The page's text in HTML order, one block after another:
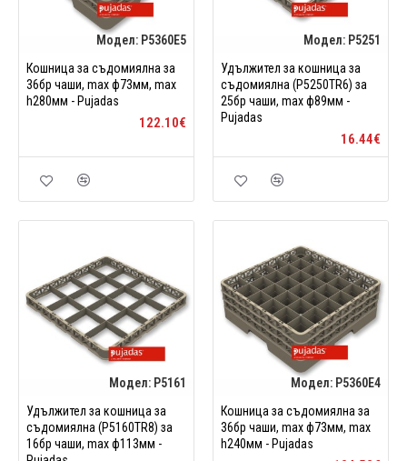
Модел: P5360E5
Кошница за съдомиялна за
36бр чаши, max ф73мм, max
h280мм - Pujadas
122.10€
Модел: P5251
Удължител за кошница за
съдомиялна (P5250TR6) за
25бр чаши, max ф89мм -
Pujadas
16.44€
Модел: P5161
Удължител за кошница за
съдомиялна (P5160TR8) за
16бр чаши, max ф113мм -
Модел: P5360E4
Кошница за съдомиялна за
36бр чаши, max ф73мм, max
h240мм - Pujadas